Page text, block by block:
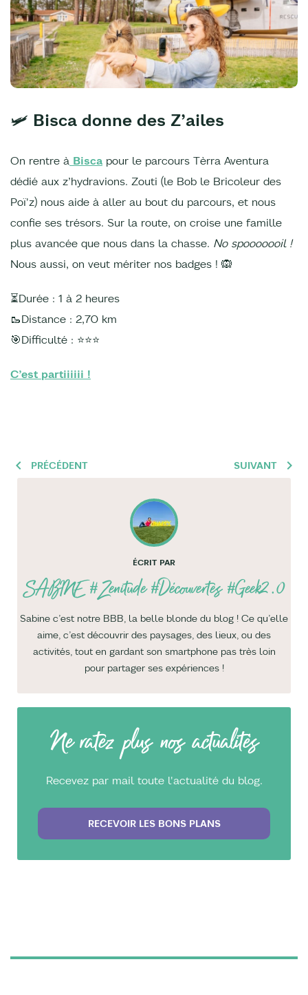
🛩️ Bisca donne des Z’ailes
On rentre à Bisca pour le parcours Tèrra Aventura
dédié aux z’hydravions. Zouti (le Bob le Bricoleur des
Poï'z) nous aide à aller au bout du parcours, et nous
confie ses trésors. Sur la route, on croise une famille
plus avancée que nous dans la chasse. No spooooooil !
Nous aussi, on veut mériter nos badges ! 🙉
⏳Durée : 1 à 2 heures
🥾Distance : 2,70 km
🎯Difficulté : ⭐️⭐️⭐️
C’est partiiiiii !
PRÉCÉDENT SUIVANT
ÉCRIT PAR
SABINE#Zenitude #Découvertes #Geek2.0
Sabine c’est notre BBB, la belle blonde du blog ! Ce qu’elle
aime, c’est découvrir des paysages, des lieux, ou des
activités, tout en gardant son smartphone pas très loin
pour partager ses expériences !
Ne ratez plus nos actualités
Recevez par mail toute l'actualité du blog.
RECEVOIR LES BONS PLANS